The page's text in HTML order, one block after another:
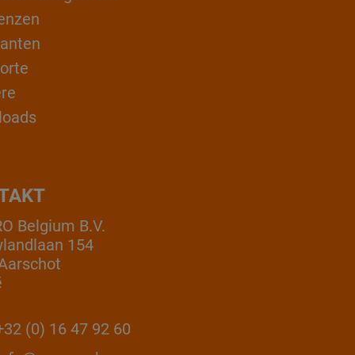
Belgium B.V.
154
(0) 16 47 92 60